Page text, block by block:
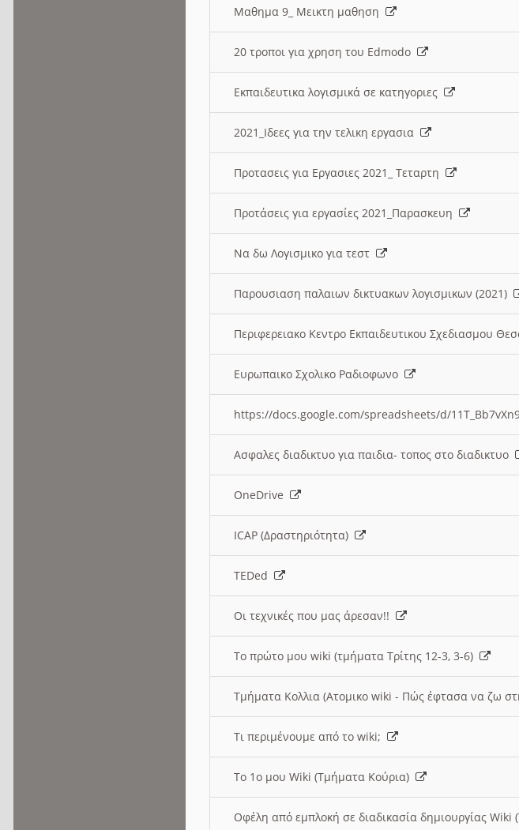
Μαθημα 9_ Μεικτη μαθηση
20 τροποι για χρηση του Edmodo
Εκπαιδευτικα λογισμικά σε κατηγοριες
2021_Ιδεες για την τελικη εργασια
Προτασεις για Εργασιες 2021_ Τεταρτη
Προτάσεις για εργασίες 2021_Παρασκευη
Να δω Λογισμικο για τεστ
Παρουσιαση παλαιων δικτυακων λογισμικων (2021)
Περιφερειακο Κεντρο Εκπαιδευτικου Σχεδιασμου
Ευρωπαικο Σχολικο Ραδιοφωνο
https://docs.google.com/spreadsheets/d/
Ασφαλες διαδικτυο για παιδια- τοπος στο διαδικτυο
OneDrive
ICAP (Δραστηριότητα)
TEDed
Οι τεχνικές που μας άρεσαν!!
Το πρώτο μου wiki (τμήματα Τρίτης 12-3, 3-6)
Τμήματα Κολλια (Ατομικο wiki - Πώς έφτασα να ζω
Τι περιμένουμε από το wiki;
Το 1ο μου Wiki (Τμήματα Κούρια)
Οφέλη από εμπλοκή σε διαδικασία δημιουργίας